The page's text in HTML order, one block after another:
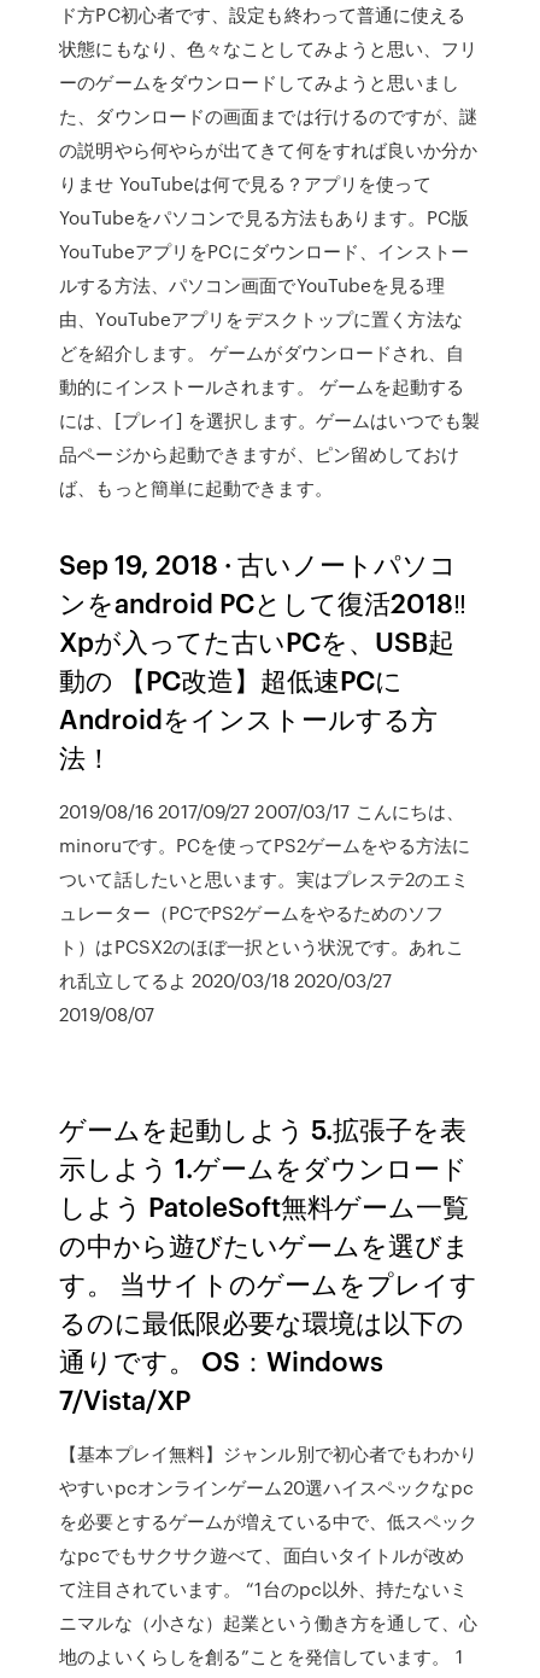
ド方PC初心者です、設定も終わって普通に使える
状態にもなり、色々なことしてみようと思い、フリ
ーのゲームをダウンロードしてみようと思いまし
た、ダウンロードの画面までは行けるのですが、謎
の説明やら何やらが出てきて何をすれば良いか分か
りませ YouTubeは何で見る？アプリを使って
YouTubeをパソコンで見る方法もあります。PC版
YouTubeアプリをPCにダウンロード、インストー
ルする方法、パソコン画面でYouTubeを見る理
由、YouTubeアプリをデスクトップに置く方法な
どを紹介します。 ゲームがダウンロードされ、自
動的にインストールされます。 ゲームを起動する
には、[プレイ] を選択します。ゲームはいつでも製
品ページから起動できますが、ピン留めしておけ
ば、もっと簡単に起動できます。
Sep 19, 2018 · 古いノートパソコ
ンをandroid PCとして復活2018‼
Xpが入ってた古いPCを、USB起
動の 【PC改造】超低速PCに
Androidをインストールする方
法！
2019/08/16 2017/09/27 2007/03/17 こんにちは、
minoruです。PCを使ってPS2ゲームをやる方法に
ついて話したいと思います。実はプレステ2のエミ
ュレーター（PCでPS2ゲームをやるためのソフ
ト）はPCSX2のほぼ一択という状況です。あれこ
れ乱立してるよ 2020/03/18 2020/03/27
2019/08/07
ゲームを起動しよう 5.拡張子を表
示しよう 1.ゲームをダウンロード
しよう PatoleSoft無料ゲーム一覧
の中から遊びたいゲームを選びま
す。 当サイトのゲームをプレイす
るのに最低限必要な環境は以下の
通りです。 OS：Windows
7/Vista/XP
【基本プレイ無料】ジャンル別で初心者でもわかり
やすいpcオンラインゲーム20選ハイスペックなpc
を必要とするゲームが増えている中で、低スペック
なpcでもサクサク遊べて、面白いタイトルが改め
て注目されています。 “1台のpc以外、持たないミ
ニマルな（小さな）起業という働き方を通して、心
地のよいくらしを創る”ことを発信しています。 1